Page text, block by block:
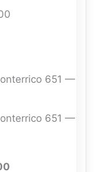
651 —
651 —